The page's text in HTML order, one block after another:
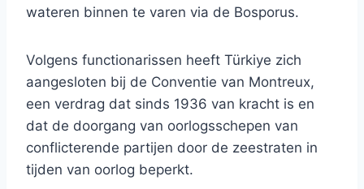
wateren binnen te varen via de Bosporus.
Volgens functionarissen heeft Türkiye zich
aangesloten bij de Conventie van Montreux,
een verdrag dat sinds 1936 van kracht is en
dat de doorgang van oorlogsschepen van
conflicterende partijen door de zeestraten in
tijden van oorlog beperkt.